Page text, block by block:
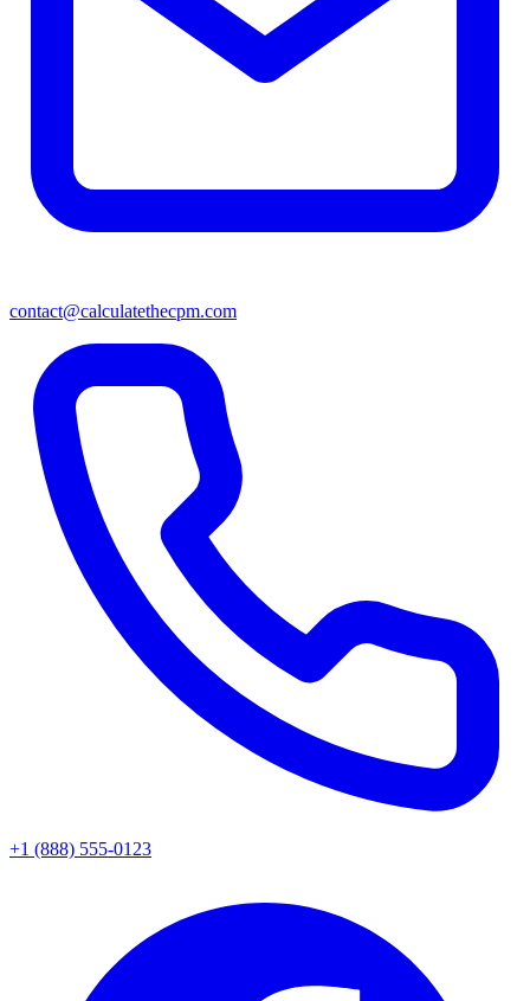
contact@calculatethecpm.com
+1 (888) 555-0123